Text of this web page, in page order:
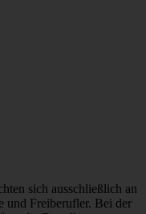
sich ausschließlich an
und Freiberufler. Bei der